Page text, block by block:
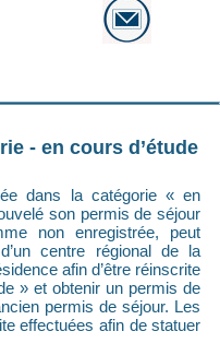
- en cours d’étude
dans la catégorie « en
son permis de séjour
non enregistrée, peut
centre régional de la
afin d’être réinscrite
» et obtenir un permis de
permis de séjour. Les
effectuées afin de statuer